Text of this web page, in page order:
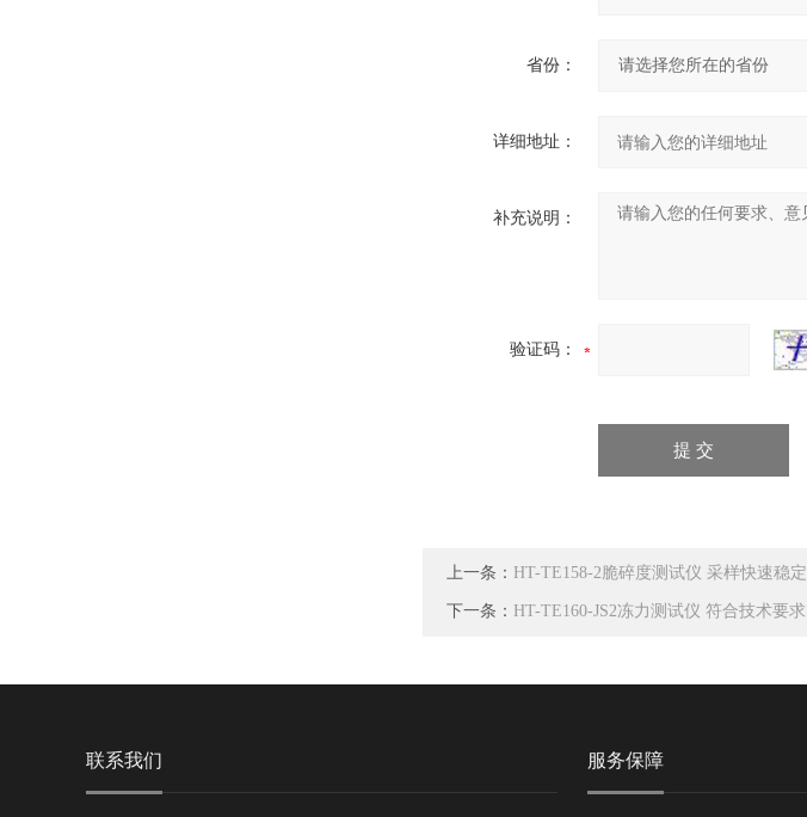
省份：
详细地址：
补充说明：
验证码：
上一条： HT-TE158-2脆碎度测试仪 采样快速稳定
下一条： HT-TE160-JS2冻力测试仪 符合技术要求
联系我们 服务保障